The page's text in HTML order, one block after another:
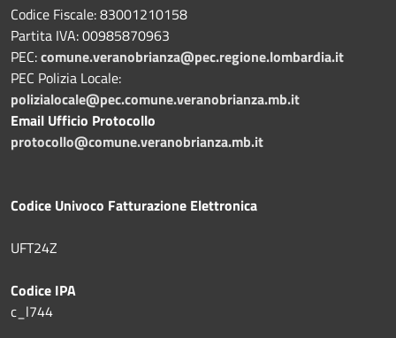
Codice Fiscale: 83001210158
Partita IVA: 00985870963
PEC:comune.veranobrianza@pec.regione.lombardia.it
PEC Polizia Locale:
polizialocale@pec.comune.veranobrianza.mb.it
Email Ufficio Protocollo
protocollo@comune.veranobrianza.mb.it
Codice Univoco Fatturazione Elettronica
UFT24Z
Codice IPA
c_l744